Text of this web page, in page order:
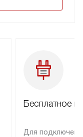
Бесплатное
Для